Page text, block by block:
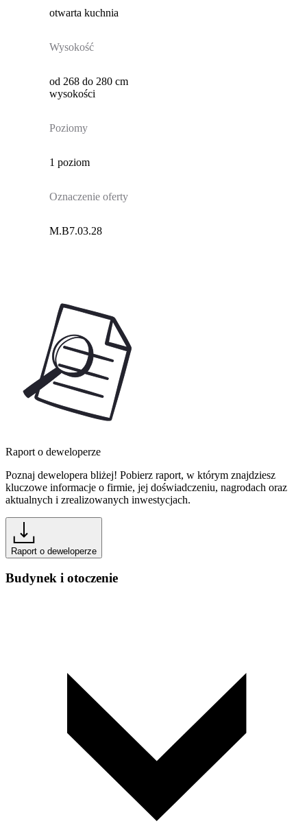
otwarta kuchnia
Wysokość
od 268 do 280 cm
wysokości
Poziomy
1 poziom
Oznaczenie oferty
M.B7.03.28
Raport o deweloperze
Poznaj dewelopera bliżej! Pobierz raport, w którym znajdziesz
kluczowe informacje o firmie, jej doświadczeniu, nagrodach oraz
aktualnych i zrealizowanych inwestycjach.
Raport o deweloperze
Budynek i otoczenie